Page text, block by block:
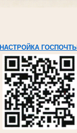
НАСТРОЙКА ГОСПОЧТЫ